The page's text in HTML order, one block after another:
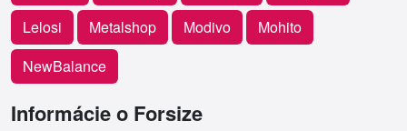
Lelosi
Metalshop Modivo
Mohito
NewBalance
Informácie o Forsize